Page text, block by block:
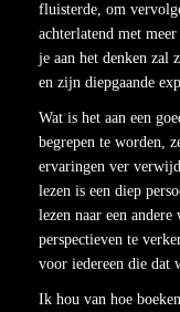
fluisterde, om
achterlatend met
je aan het denken zal
en zijn diepgaande
Wat is het aan een
begrepen te worden,
ervaringen ver
lezen is een diep
lezen naar een
perspectieven te
voor iedereen die dat
Ik hou van hoe